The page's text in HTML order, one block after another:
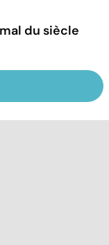
du siècle